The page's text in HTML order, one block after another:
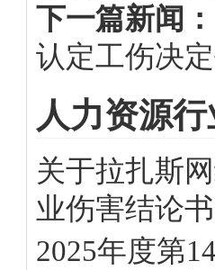
下一篇新闻：
认定工伤决
人力资源
关于拉扎斯
业伤害结论
2025年度第